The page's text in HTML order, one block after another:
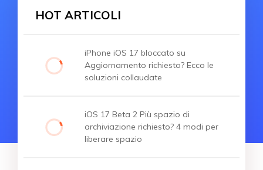
HOT ARTICOLI
iPhone iOS 17 bloccato su
Aggiornamento richiesto? Ecco le
soluzioni collaudate
iOS 17 Beta 2 Più spazio di
archiviazione richiesto? 4 modi per
liberare spazio